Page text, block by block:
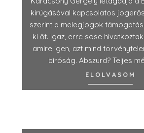
kirúgásával kapcsolatos
szerint a melegjogok
ki őt. Igaz, erre sose
amire igen, azt mind
bíróság. Abszurd? Teljes
ELOLVASOM